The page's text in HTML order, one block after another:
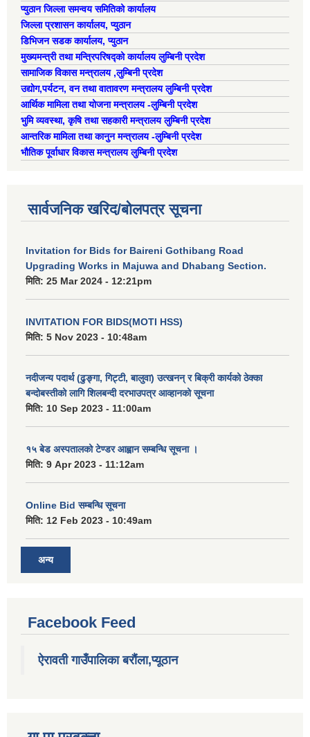
प्युठान जिल्ला समन्वय समितिको कार्यालय
जिल्ला प्रशासन कार्यालय, प्युठान
डिभिजन सडक कार्यालय, प्युठान
मुख्यमन्त्री तथा मन्त्रिपरिषद्को कार्यालय लुम्बिनी प्रदेश
सामाजिक विकास मन्त्रालय ,लुम्बिनी प्रदेश
उद्याेग,पर्यटन, वन तथा वातावरण मन्त्रालय लुम्बिनी प्रदेश
आर्थिक मामिला तथा योजना मन्त्रालय -लुम्बिनी प्रदेश
भुमि व्यवस्था, कृषि तथा सहकारी मन्त्रालय लुम्बिनी प्रदेश
आन्तरिक मामिला तथा कानुन मन्त्रालय -लुम्बिनी प्रदेश
भौतिक पूर्वाधार विकास मन्त्रालय लुम्बिनी प्रदेश
सार्वजनिक खरिद/बोलपत्र सूचना
Invitation for Bids for Baireni Gothibang Road
Upgrading Works in Majuwa and Dhabang Section.
मिति: 25 Mar 2024 - 12:21pm
INVITATION FOR BIDS(MOTI HSS)
मिति: 5 Nov 2023 - 10:48am
नदीजन्य पदार्थ (ढुङ्गा, गिट्टी, बालुवा) उत्खनन् र बिक्री कार्यको ठेक्का
बन्दोबस्तीको लागि शिलबन्दी दरभाउपत्र आव्हानको सूचना
मिति: 10 Sep 2023 - 11:00am
१५ बेड अस्पतालको टेण्डर आह्वान सम्बन्धि सूचना ।
मिति: 9 Apr 2023 - 11:12am
Online Bid सम्बन्धि सूचना
मिति: 12 Feb 2023 - 10:49am
अन्य
Facebook Feed
ऐरावती गाउँपालिका बरौंला,प्यूठान